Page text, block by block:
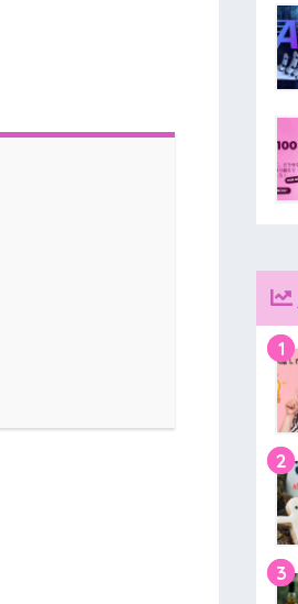
1
2
3